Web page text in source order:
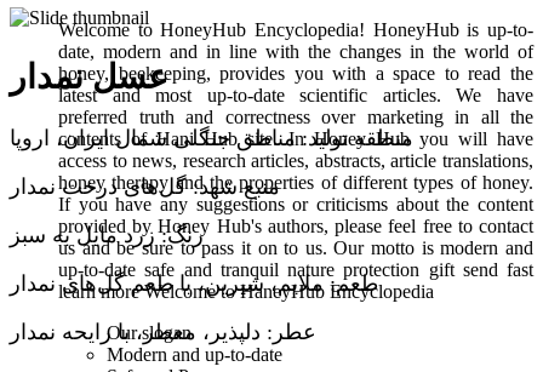
عسل نمدار
منطقه تولید: مناطق جنگلی شمال ایران، اروپا
منبع شهد: گل‌های درخت نمدار
رنگ: زرد مایل به سبز
طعم: ملایم، شیرین، با طعم گل‌های نمدار
عطر: دلپذیر، معطر، با رایحه نمدار
Welcome to HoneyHub Encyclopedia! HoneyHub is up-to-
date, modern and in line with the changes in the world of
honey, beekeeping, provides you with a space to read the
latest and most up-to-date scientific articles. We have
preferred truth and correctness over marketing in all the
contents of Hani Hub site. In Honey Hub you will have
access to news, research articles, abstracts, article translations,
honey therapy and the properties of different types of honey.
If you have any suggestions or criticisms about the content
provided by Honey Hub's authors, please feel free to contact
us and be sure to pass it on to us. Our motto is modern and
up-to-date safe and tranquil nature protection gift send fast
learn more Welcome to HaneyHub Encyclopedia
Our slogan
Modern and up-to-date